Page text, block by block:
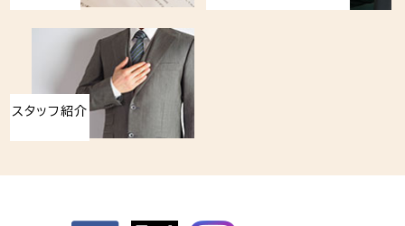
スタッフ紹介